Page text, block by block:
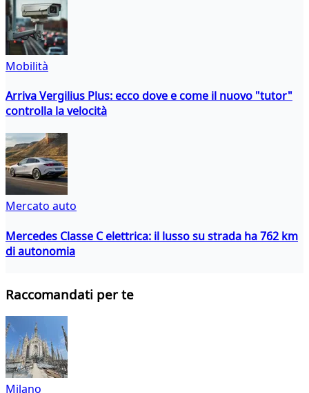
Mobilità
Arriva Vergilius Plus: ecco dove e come il nuovo "tutor"
controlla la velocità
Mercato auto
Mercedes Classe C elettrica: il lusso su strada ha 762 km
di autonomia
Raccomandati per te
Milano